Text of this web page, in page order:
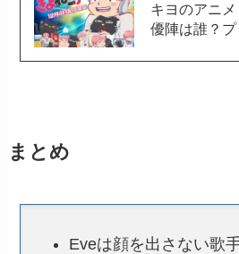
キヨのアニ
優陣は誰？プ
まとめ
Eveは顔を出さない歌